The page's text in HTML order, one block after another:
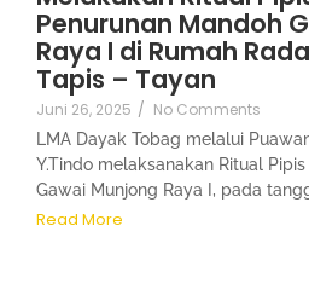
Penurunan Mandoh
Raya I di Rumah
Tapis – Tayan
Juni 26, 2025 / No Comments
LMA Dayak Tobag melalui
Y.Tindo melaksanakan Ritual
Gawai Munjong Raya I, pada
Read More